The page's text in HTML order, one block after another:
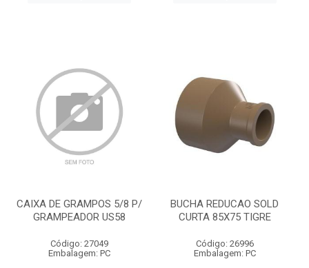
CAIXA DE GRAMPOS 5/8 P/
GRAMPEADOR US58
Código: 27049
Embalagem: PC
BUCHA REDUCAO SOLD
CURTA 85X75 TIGRE
Código: 26996
Embalagem: PC